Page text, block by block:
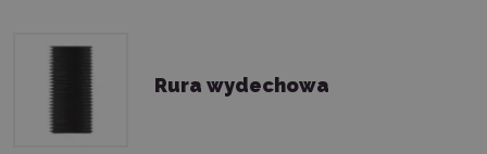
Rura wydechowa